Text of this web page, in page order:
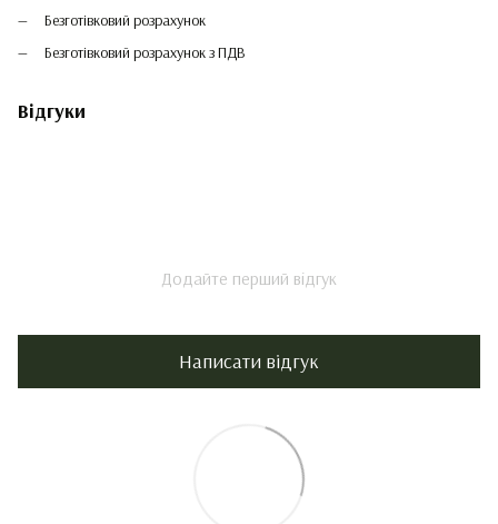
Безготівковий розрахунок
Безготівковий розрахунок з ПДВ
Відгуки
Додайте перший відгук
Написати відгук